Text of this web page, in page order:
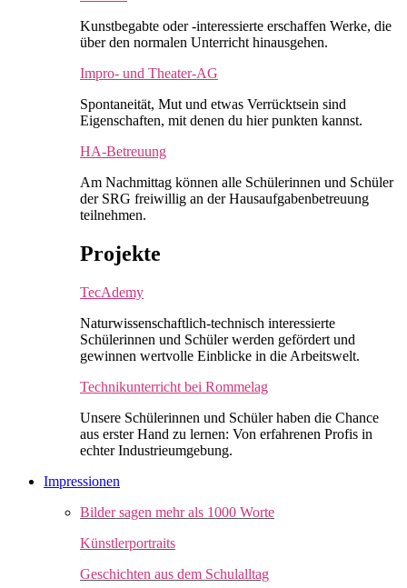
Kunstbegabte oder -interessierte erschaffen Werke, die
über den normalen Unterricht hinausgehen.
Impro- und Theater-AG
Spontaneität, Mut und etwas Verrücktsein sind
Eigenschaften, mit denen du hier punkten kannst.
HA-Betreuung
Am Nachmittag können alle Schülerinnen und Schüler
der SRG freiwillig an der Hausaufgabenbetreuung
teilnehmen.
Projekte
TecAdemy
Naturwissenschaftlich-technisch interessierte
Schülerinnen und Schüler werden gefördert und
gewinnen wertvolle Einblicke in die Arbeitswelt.
Technikunterricht bei Rommelag
Unsere Schülerinnen und Schüler haben die Chance
aus erster Hand zu lernen: Von erfahrenen Profis in
echter Industrieumgebung.
Impressionen
Bilder sagen mehr als 1000 Worte
Künstlerportraits
Geschichten aus dem Schulalltag